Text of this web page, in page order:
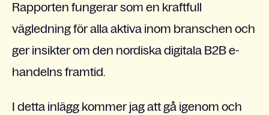
Rapporten fungerar som en kraftfull
vägledning för alla aktiva inom branschen och
ger insikter om den nordiska digitala B2B e-
handelns framtid.
I detta inlägg kommer jag att gå igenom och